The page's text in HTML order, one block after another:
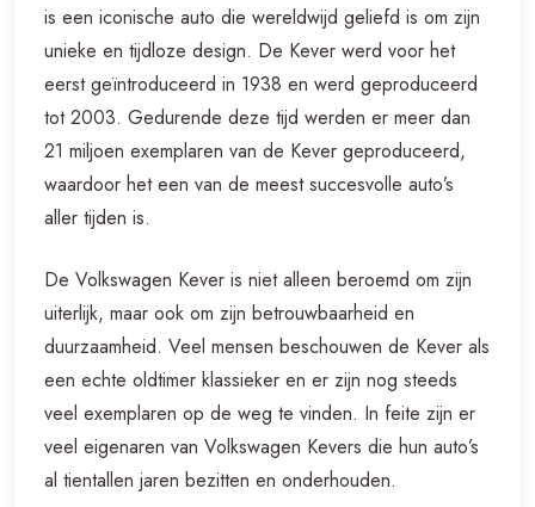
is een iconische auto die wereldwijd geliefd is om zijn
unieke en tijdloze design. De Kever werd voor het
eerst geïntroduceerd in 1938 en werd geproduceerd
tot 2003. Gedurende deze tijd werden er meer dan
21 miljoen exemplaren van de Kever geproduceerd,
waardoor het een van de meest succesvolle auto’s
aller tijden is.
De Volkswagen Kever is niet alleen beroemd om zijn
uiterlijk, maar ook om zijn betrouwbaarheid en
duurzaamheid. Veel mensen beschouwen de Kever als
een echte oldtimer klassieker en er zijn nog steeds
veel exemplaren op de weg te vinden. In feite zijn er
veel eigenaren van Volkswagen Kevers die hun auto’s
al tientallen jaren bezitten en onderhouden.